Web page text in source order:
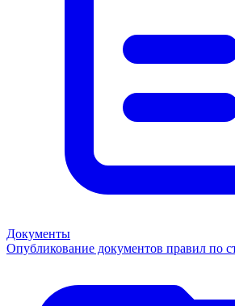
Документы
Опубликование документов правил по